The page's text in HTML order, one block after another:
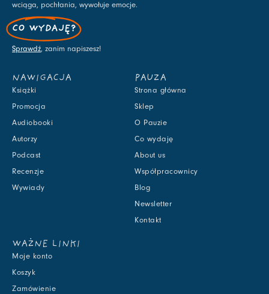
wciąga, pochłania, wywołuje emocje.
CO WYDAJĘ?
Sprawdź, zanim napiszesz!
NAWIGACJA
Książki
Promocja
Audiobooki
Autorzy
Podcast
Recenzje
Wywiady
PAUZA
Strona główna
Sklep
O Pauzie
Co wydaję
About us
Współpracownicy
Blog
Newsletter
Kontakt
WAŻNE LINKI
Moje konto
Koszyk
Zamówienie